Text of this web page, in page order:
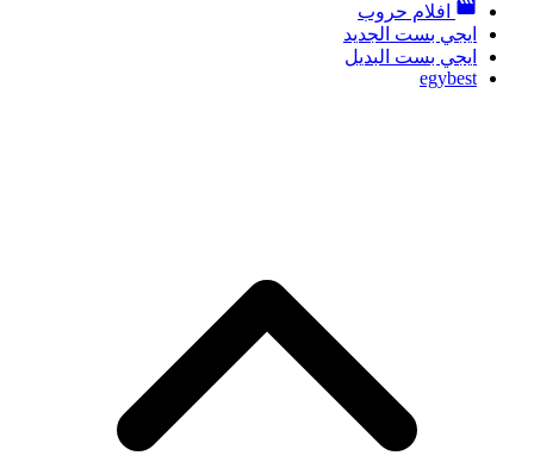
افلام حروب
ايجي بست الجديد
ايجي بست البديل
egybest